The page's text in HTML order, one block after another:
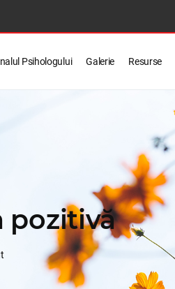
Psihologului Galerie Resurse
pozitivă